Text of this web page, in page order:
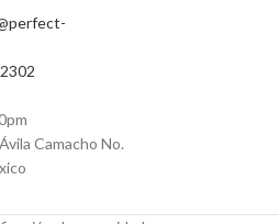
Camacho No.